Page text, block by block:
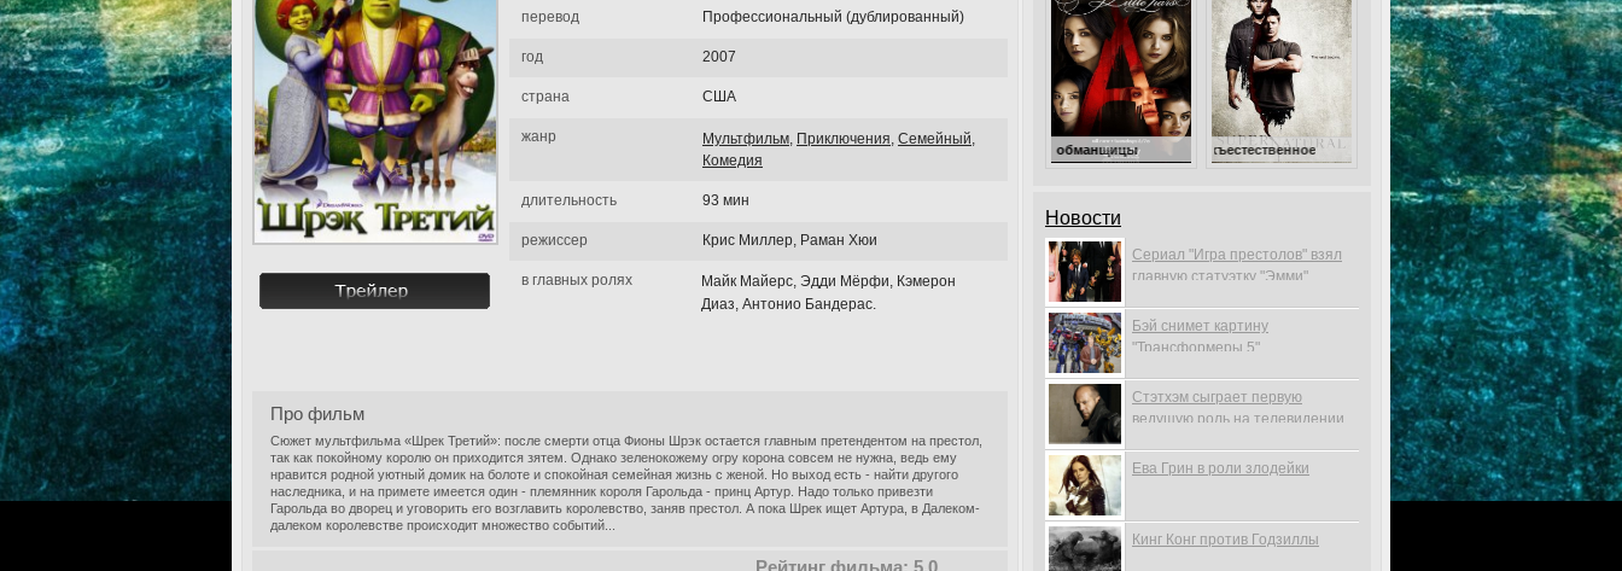
перевод Профессиональный (дублированный)
год 2007
страна США
жанр Мультфильм, Приключения, Семейный,
Комедия
длительность 93 мин
режиссер Крис Миллер, Раман Хюи
в главных ролях
Майк Майерс, Эдди Мёрфи, Кэмерон
Диаз, Антонио Бандерас.
Про фильм
Сюжет мультфильма «Шрек Третий»: после смерти отца Фионы Шрэк остается главным претендентом на престол,
так как покойному королю он приходится зятем. Однако зеленокожему огру корона совсем не нужна, ведь ему
нравится родной уютный домик на болоте и спокойная семейная жизнь с женой. Но выход есть - найти другого
наследника, и на примете имеется один - племянник короля Гарольда - принц Артур. Надо только привезти
Гарольда во дворец и уговорить его возглавить королевство, заняв престол. А пока Шрек ищет Артура, в Далеком-
далеком королевстве происходит множество событий...
Рейтинг фильма: 5.0
Милые обманщицы
Сверхъестественное
Новости
Сериал "Игра престолов" взял
главную статуэтку "Эмми".
Бэй снимет картину
"Трансформеры 5"
Стэтхэм сыграет первую
ведущую роль на телевидении
Ева Грин в роли злодейки
Кинг Конг против Годзиллы